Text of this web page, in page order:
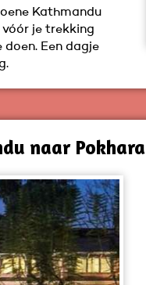
Kathmandu
vóór je trekking
Een dagje
naar Pokhara